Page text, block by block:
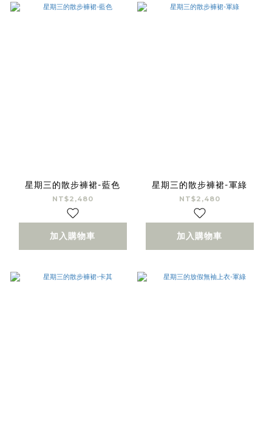
星期三的散步褲裙-藍色
NT$2,480
加入購物車
星期三的散步褲裙-軍綠
NT$2,480
加入購物車